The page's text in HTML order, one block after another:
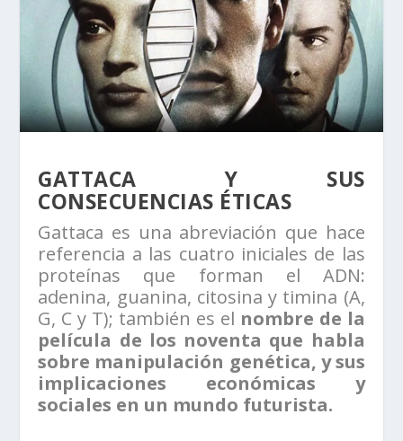
GATTACA Y SUS
CONSECUENCIAS ÉTICAS
Gattaca es una abreviación que hace
referencia a las cuatro iniciales de las
proteínas que forman el ADN:
adenina, guanina, citosina y timina (A,
G, C y T); también es el nombre de la
película de los noventa que habla
sobre manipulación genética, y sus
implicaciones económicas y
sociales en un mundo futurista.